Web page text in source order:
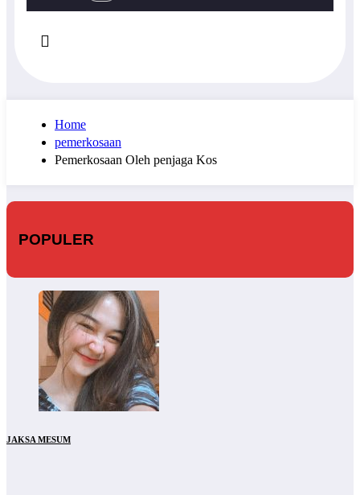
Home
pemerkosaan
Pemerkosaan Oleh penjaga Kos
POPULER
JAKSA MESUM